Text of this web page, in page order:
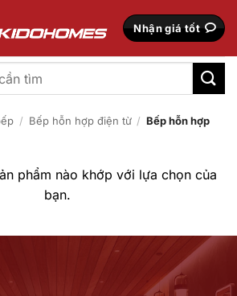
Nhận giá tốt
/ Bếp hỗn hợp điện từ / Bếp hỗn hợp
phẩm nào khớp với lựa chọn của
bạn.